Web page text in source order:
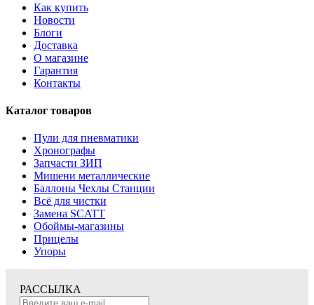
Как купить
Новости
Блоги
Доставка
О магазине
Гарантия
Контакты
Каталог товаров
Пули для пневматики
Хронографы
Запчасти ЗИП
Мишени металлические
Баллоны Чехлы Станции
Всё для чистки
Замена SCATT
Обоймы-магазины
Прицелы
Упоры
РАССЫЛКА